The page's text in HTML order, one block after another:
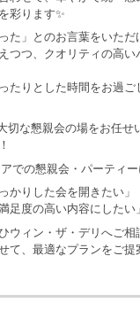
彩ります✨
た」とのお言葉をいただ
つつ、クオリティの高い
たりとした時間をお過ご
切な懇親会の場をお任せ
での懇親会・パーティー
かりした会を開きたい」
足度の高い内容にしたい」
ウィン・ザ・デリへご相
て、最適なプランをご提